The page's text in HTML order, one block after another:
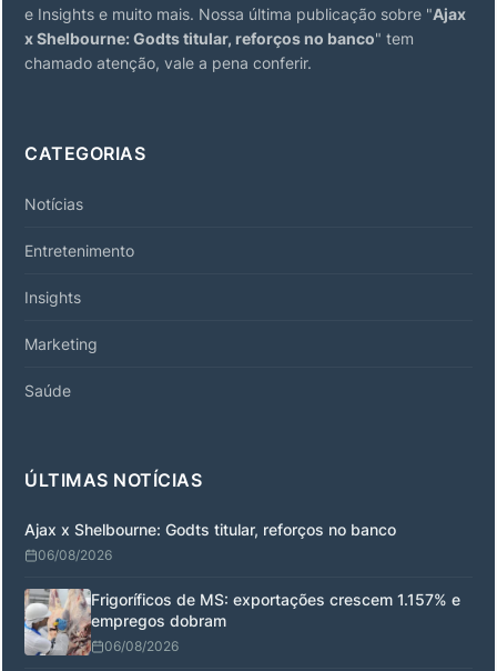
e Insights e muito mais. Nossa última publicação sobre "Ajax
x Shelbourne: Godts titular, reforços no banco" tem
chamado atenção, vale a pena conferir.
CATEGORIAS
Notícias
Entretenimento
Insights
Marketing
Saúde
ÚLTIMAS NOTÍCIAS
Ajax x Shelbourne: Godts titular, reforços no banco
06/08/2026
Frigoríficos de MS: exportações crescem 1.157% e
empregos dobram
06/08/2026